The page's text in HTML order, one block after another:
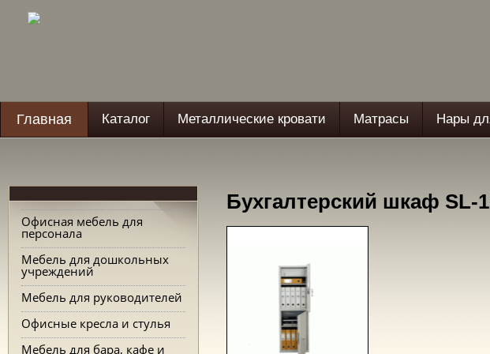
Главная Каталог Металлические кровати Матрасы Нары
Офисная мебель для
персонала
Мебель для дошкольных
учреждений
Мебель для руководителей
Офисные кресла и стулья
Мебель для бара, кафе и
Бухгалтерский шкаф SL-